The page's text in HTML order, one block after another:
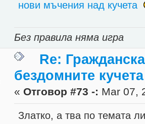
нови мъчения над кучета
Без правила няма игра
Re:
бездомните кучета
« Отговор #73 -: Mar 07,
Златко, а тва по темата